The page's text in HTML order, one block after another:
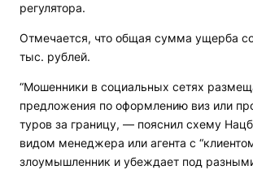
регулятора.
Отмечается, что общая сумма ущерба
тыс. рублей.
“Мошенники в социальных сетях
предложения по оформлению виз или
туров за границу, — пояснил схему
видом менеджера или агента с
злоумышленник и убеждает под